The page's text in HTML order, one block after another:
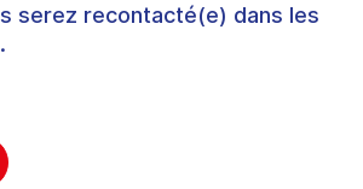
serez recontacté(e) dans les